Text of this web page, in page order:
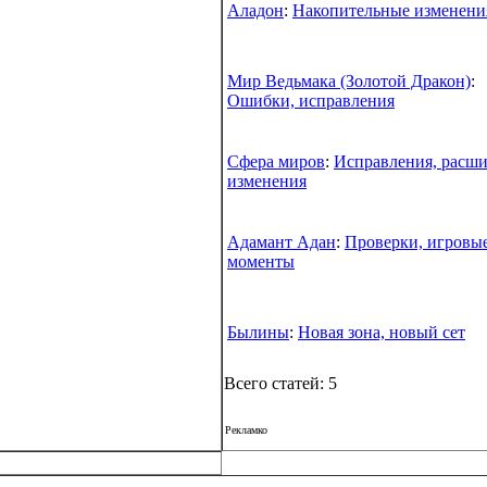
Аладон: Накопительные
Мир Ведьмака (Золотой Дракон):
Ошибки, исправления
Сфера миров: Исправления,
изменения
Адамант Адан: Проверки,
моменты
Былины: Новая зона, новый сет
Всего статей: 5
Рекламко